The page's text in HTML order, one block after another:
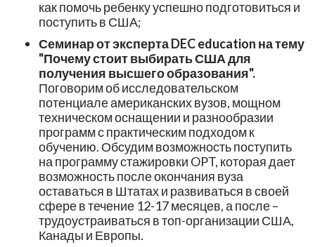
как помочь ребенку успешно подготовиться и
поступить в США;
Семинар от эксперта DEC education на тему
"Почему стоит выбирать США для
получения высшего образования".
Поговорим об исследовательском
потенциале американских вузов, мощном
техническом оснащении и разнообразии
программ с практическим подходом к
обучению. Обсудим возможность поступить
на программу стажировки OPT, которая дает
возможность после окончания вуза
оставаться в Штатах и развиваться в своей
сфере в течение 12-17 месяцев, а после –
трудоустраиваться в топ-организации США,
Канады и Европы.